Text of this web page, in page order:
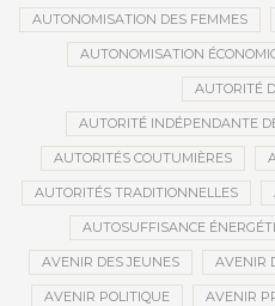
AUTONOMISATION DES FEMMES
AUTONOMISATION
AUTORITÉ
AUTORITÉ INDÉPENDANTE
AUTORITÉS COUTUMIÈRES
AUTORITÉS TRADITIONNELLES
AUTOSUFFISANCE
AVENIR DES JEUNES AVENIR
AVENIR POLITIQUE AVENIR